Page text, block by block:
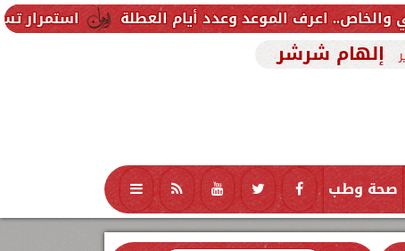
استمرار تسجيل رغبات
إلهام شرشر
صحة وطب تكنولوجيا منوعات محافظات